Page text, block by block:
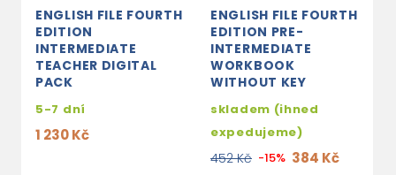
ENGLISH FILE FOURTH
EDITION
INTERMEDIATE
TEACHER DIGITAL
PACK
5-7 dní
1 230 Kč
ENGLISH FILE FOURTH
EDITION PRE-
INTERMEDIATE
WORKBOOK
WITHOUT KEY
skladem (ihned
expedujeme)
452 Kč -15% 384 Kč